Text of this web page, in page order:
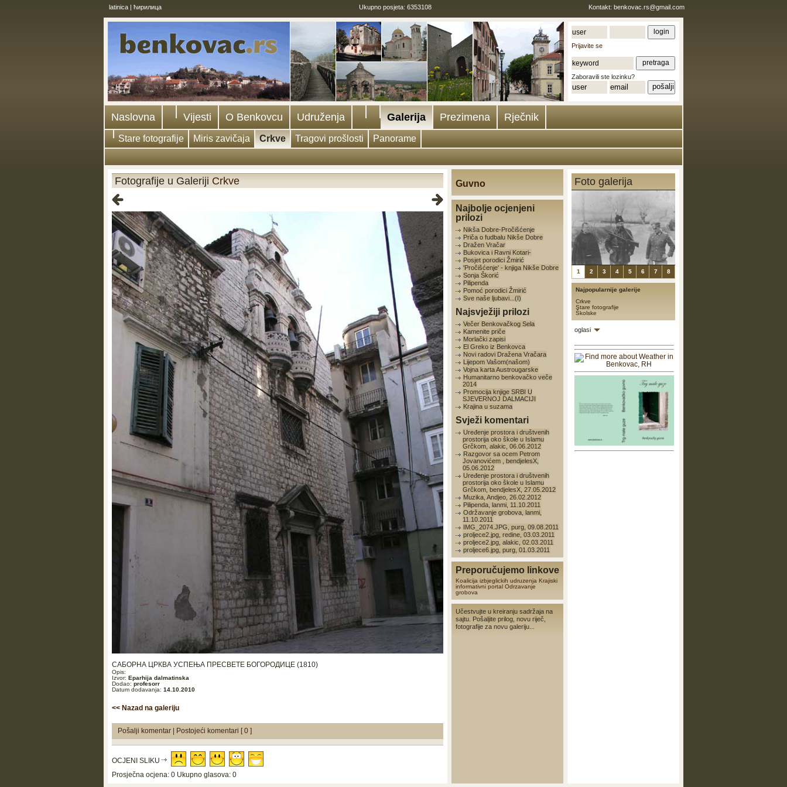
latinica| ћирилица Ukupno posjeta: 6353108 Kontakt: benkovac.rs@gmail.com
Prijavite se
Zaboravili ste lozinku?
Naslovna Vijesti O Benkovcu Udruženja Galerija Prezimena Rječnik
Stare fotografije Miris zavičaja Crkve Tragovi prošlosti Panorame
Fotografije u Galeriji Crkve
САБОРНА ЦРКВА УСПЕЊА ПРЕСВЕТЕ БОГОРОДИЦЕ (1810)
Opis:
Izvor: Eparhija dalmatinska
Dodao: profesorr
Datum dodavanja: 14.10.2010
<< Nazad na galeriju
Pošalji komentar | Postojeći komentari [ 0 ]
OCJENI SLIKU
Prosječna ocjena: 0 Ukupno glasova: 0
Guvno
Najbolje ocjenjeni
prilozi
Nikša Dobre-Pročišćenje
Priča o fudbalu Nikše Dobre
Dražen Vračar
Bukovica i Ravni Kotari-
Posjet porodici Žmirić
'Pročišćenje' - knjiga Nikše Dobre
Sonja Škorić
Pilipenda
Pomoć porodici Žmirić
Sve naše ljubavi...(I)
Najsvježiji prilozi
Večer Benkovačkog Sela
Kamenite priče
Morlački zapisi
El Greko iz Benkovca
Novi radovi Dražena Vračara
Lijepom Vašom(našom)
Vojna karta Austrougarske
Humanitarno benkovačko veče
2014
Promocija knjige SRBI U
SJEVERNOJ DALMACIJI
Krajina u suzama
Svježi komentari
Uređenje prostora i društvenih
prostorija oko škole u Islamu
Grčkom, alakic, 06.06.2012
Razgovor sa ocem Petrom
Jovanovićem , bendjelesX,
05.06.2012
Uređenje prostora i društvenih
prostorija oko škole u Islamu
Grčkom, bendjelesX, 27.05.2012
Muzika, Andjeo, 26.02.2012
Pilipenda, lanmi, 11.10.2011
Održavanje grobova, lanmi,
11.10.2011
IMG_2074.JPG, purg, 09.08.2011
proljece2.jpg, redine, 03.03.2011
proljece2.jpg, alakic, 02.03.2011
proljece6.jpg, purg, 01.03.2011
Preporučujemo linkove
Koalicija izbjeglickih udruzenja Krajiski
informativni portal Odrzavanje
grobova
Učestvujte u kreiranju sadržaja na
sajtu. Pošaljite prilog, novu riječ,
fotografije za novu galeriju...
Foto galerija
1 2 3 4 5 6 7 8
Najpopularnije galerije
Crkve
Stare fotografije
Školske
oglasi